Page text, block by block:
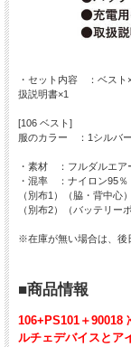
・セット内容 ：ベスト
扱説明書×1
[106 ベスト]
服のカラー ：1シルバ
・素材 ：フルダルエア
・混率 ：ナイロン95％
（別布1）（脇・背中
（別布2）（バッテリー
※在庫が無い場合は、後
■商品情報
106+PS101＋90018
ルチェデバイスとア